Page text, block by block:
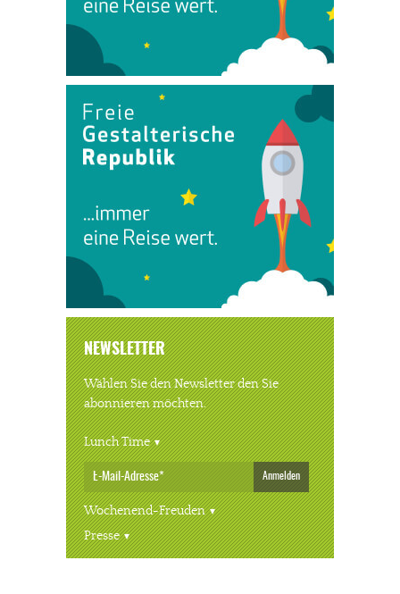
« ALLE VERANSTALTUNGEN
NEWSLETTER
Wählen Sie den Newsletter den Sie
abonnieren möchten.
Lunch Time
Anmelden
Wochenend-Freuden
Presse